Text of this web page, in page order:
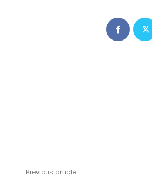
Previous article